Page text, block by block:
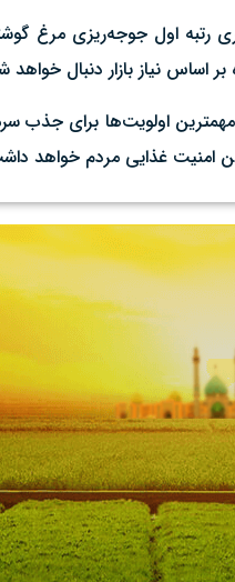
رتبه اول جوجه‌ریزی مرغ
اساس نیاز بازار دنبال خواهد
اولویت‌ها برای جذب
امنیت غذایی مردم خواهد